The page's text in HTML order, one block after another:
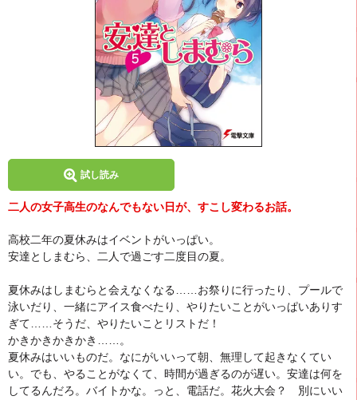
試し読み
二人の女子高生のなんでもない日が、すこし変わるお話。
高校二年の夏休みはイベントがいっぱい。
安達としまむら、二人で過ごす二度目の夏。
夏休みはしまむらと会えなくなる……お祭りに行ったり、プールで
泳いだり、一緒にアイス食べたり、やりたいことがいっぱいありす
ぎて……そうだ、やりたいことリストだ！
かきかきかきかき……。
夏休みはいいものだ。なにがいいって朝、無理して起きなくてい
い。でも、やることがなくて、時間が過ぎるのが遅い。安達は何を
してるんだろ。バイトかな。っと、電話だ。花火大会？ 別にいい